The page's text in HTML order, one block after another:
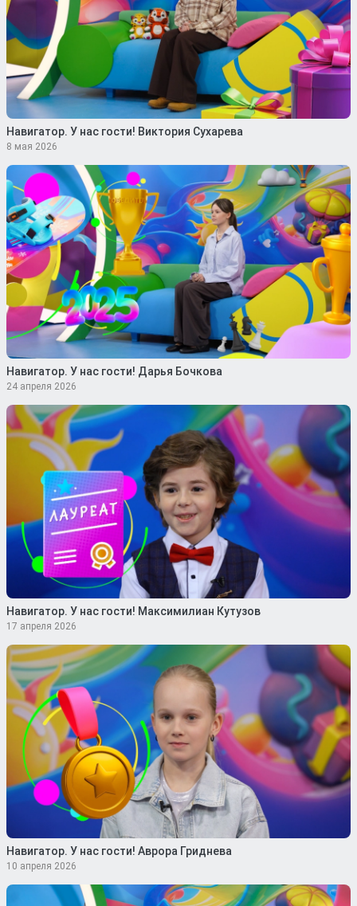
Навигатор. У нас гости! Виктория Сухарева
8 мая 2026
Навигатор. У нас гости! Дарья Бочкова
24 апреля 2026
Навигатор. У нас гости! Максимилиан Кутузов
17 апреля 2026
Навигатор. У нас гости! Аврора Гриднева
10 апреля 2026